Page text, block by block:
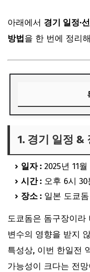
아래에서 경기 일정·
방법을 한 번에 정리
2. 한국 대표팀 1차전
3. 일본 대표팀 1차
4. TV 생중계 채널 정
5. OTT·온라인으로 보
마무리
1. 경기 일정 &
일자 : 2025년 11
시간 : 오후 6시
장소 : 일본 도쿄돔
도쿄돔은 돔구장이라
변수의 영향을 받지
특성상, 이번 한일전
가능성이 크다는 전